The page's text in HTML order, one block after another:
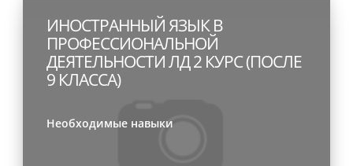
ИНОСТРАННЫЙ ЯЗЫК В
ПРОФЕССИОНАЛЬНОЙ
ДЕЯТЕЛЬНОСТИ ЛД 2 КУРС (ПОСЛЕ
9 КЛАССА)
Необходимые навыки